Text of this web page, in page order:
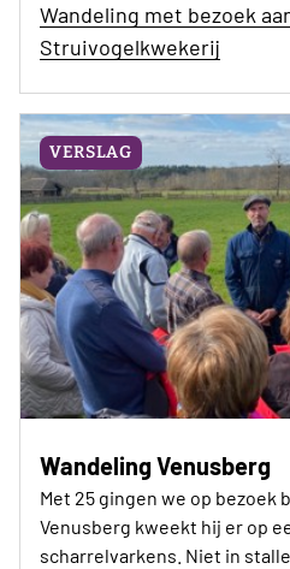
Wandeling met bezoek
Struivogelkwekerij
VERSLAG
Wandeling Venusberg
Met 25 gingen we op bezoek
Venusberg kweekt hij er op
scharrelvarkens. Niet in